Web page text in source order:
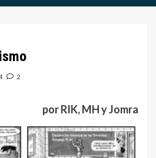
2
por RIK, MH y Jomra